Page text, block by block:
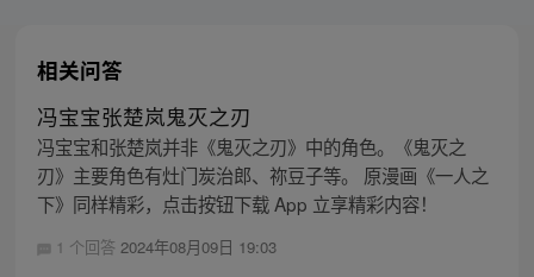
相关问答
冯宝宝张楚岚鬼灭之刃
冯宝宝和张楚岚并非《鬼灭之刃》中的角色。《鬼灭之
刃》主要角色有灶门炭治郎、祢豆子等。 原漫画《一人之
下》同样精彩，点击按钮下载 App 立享精彩内容！
1 个回答 2024年08月09日 19:03